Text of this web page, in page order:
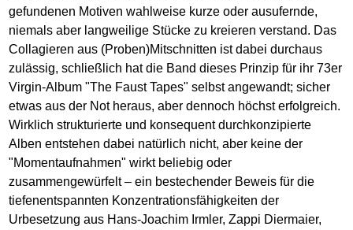
gefundenen Motiven wahlweise kurze oder ausufernde,
niemals aber langweilige Stücke zu kreieren verstand. Das
Collagieren aus (Proben)Mitschnitten ist dabei durchaus
zulässig, schließlich hat die Band dieses Prinzip für ihr 73er
Virgin-Album "The Faust Tapes" selbst angewandt; sicher
etwas aus der Not heraus, aber dennoch höchst erfolgreich.
Wirklich strukturierte und konsequent durchkonzipierte
Alben entstehen dabei natürlich nicht, aber keine der
"Momentaufnahmen" wirkt beliebig oder
zusammengewürfelt – ein bestechender Beweis für die
tiefenentspannten Konzentrationsfähigkeiten der
Urbesetzung aus Hans-Joachim Irmler, Zappi Diermaier,